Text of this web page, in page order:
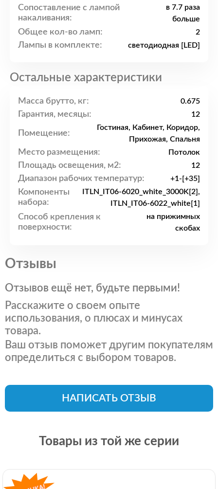
Сопоставление с лампой
накаливания:
в 7.7 раза
больше
Общее кол-во ламп: 2
Лампы в комплекте: светодиодная [LED]
Остальные характеристики
Масса брутто, кг: 0.675
Гарантия, месяцы: 12
Помещение:
Гостиная, Кабинет, Коридор,
Прихожая, Спальня
Место размещения: Потолок
Площадь освещения, м2: 12
Диапазон рабочих температур: +1-[+35]
Компоненты
набора:
ITLN_IT06-6020_white_3000K[2],
ITLN_IT06-6022_white[1]
Способ крепления к
поверхности:
на прижимных
скобах
Отзывы
Отзывов ещё нет, будьте первыми!
Расскажите о своем опыте
использования, о плюсах и минусах
товара.
Ваш отзыв поможет другим покупателям
определиться с выбором товаров.
НАПИСАТЬ ОТЗЫВ
Товары из той же серии